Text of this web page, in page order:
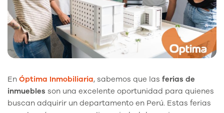
En Óptima Inmobiliaria, sabemos que las ferias de
inmuebles son una excelente oportunidad para quienes
buscan adquirir un departamento en Perú. Estas ferias